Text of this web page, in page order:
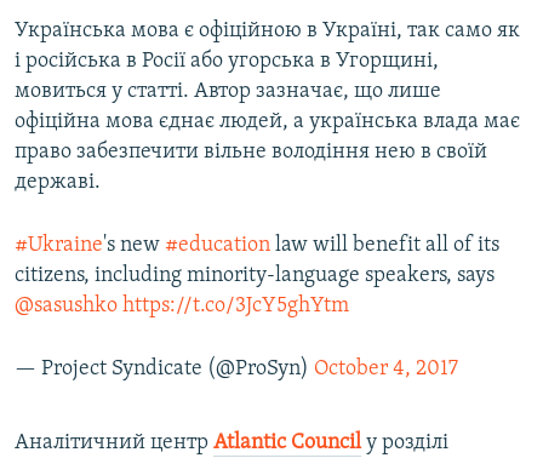
Українська мова є офіційною в Україні, так само як
і російська в Росії або угорська в Угорщині,
мовиться у статті. Автор зазначає, що лише
офіційна мова єднає людей, а українська влада має
право забезпечити вільне володіння нею в своїй
державі.
#Ukraine's new #education law will benefit all of its
citizens, including minority-language speakers, says
@sasushko https://t.co/3JcY5ghYtm
— Project Syndicate (@ProSyn) October 4, 2017
Аналітичний центр Atlantic Councilу розділі